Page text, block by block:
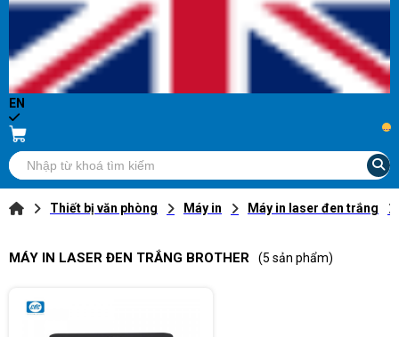
EN
...
Thiết bị văn phòng Máy in Máy in laser đen trắng
MÁY IN LASER ĐEN TRẮNG BROTHER (5 sản phẩm)